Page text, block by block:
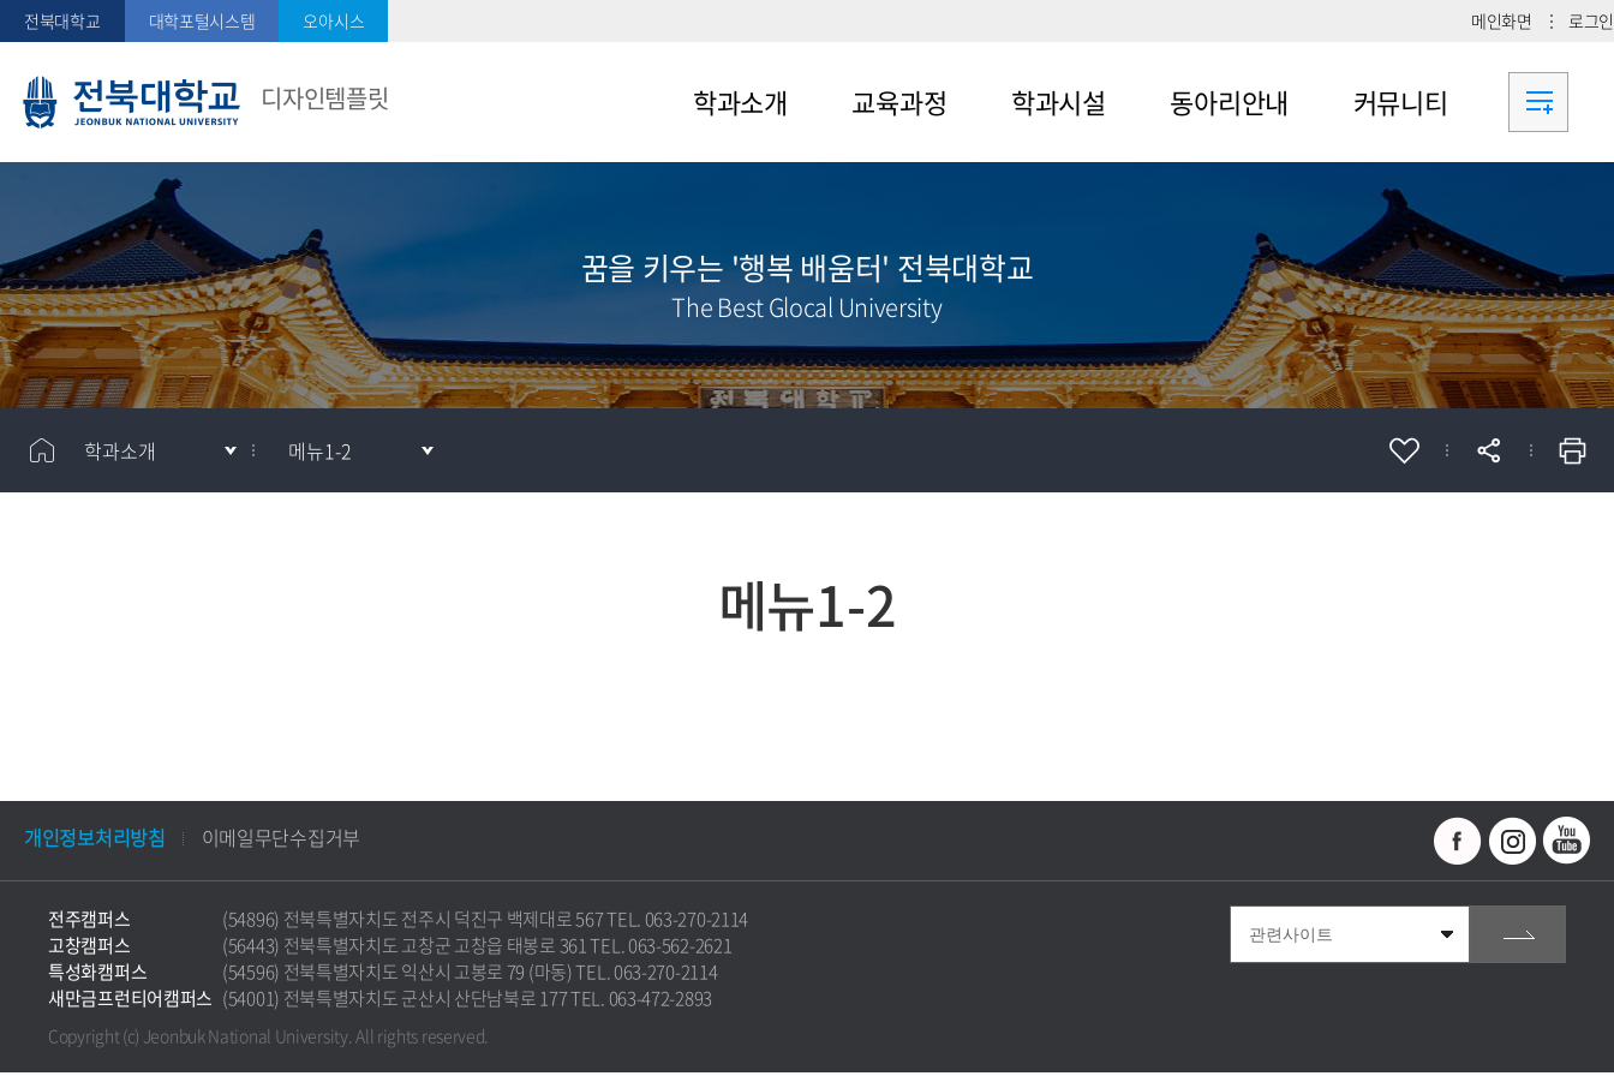
전북대학교 대학포털시스템 오아시스 메인화면 로그인
디자인템플릿 학과소개
메뉴1-2
교육과정
메뉴2-2
학과시설
메뉴3-2
동아리안내 커뮤니티
공지사항
꿈을 키우는 '행복 배움터' 전북대학교
The Best Glocal University
학과소개 메뉴1-2
메뉴1-2
개인정보처리방침 이메일무단수집거부
전주캠퍼스
(54896) 전북특별자치도 전주시 덕진구 백제대로 567 TEL. 063-270-2114
고창캠퍼스
(56443) 전북특별자치도 고창군 고창읍 태봉로 361 TEL. 063-562-2621
특성화캠퍼스
(54596) 전북특별자치도 익산시 고봉로 79 (마동) TEL. 063-270-2114
새만금프런티어캠퍼스 (54001) 전북특별자치도 군산시 산단남북로 177 TEL. 063-472-2893
Copyright (c) Jeonbuk National University.All rights reserved.